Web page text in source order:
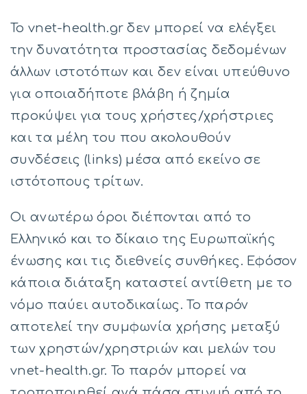
Το vnet-health.gr δεν μπορεί να ελέγξει
την δυνατότητα προστασίας δεδομένων
άλλων ιστοτόπων και δεν είναι υπεύθυνο
για οποιαδήποτε βλάβη ή ζημία
προκύψει για τους χρήστες/χρήστριες
και τα μέλη του που ακολουθούν
συνδέσεις (links) μέσα από εκείνο σε
ιστότοπους τρίτων.
Οι ανωτέρω όροι διέπονται από το
Ελληνικό και το δίκαιο της Ευρωπαϊκής
ένωσης και τις διεθνείς συνθήκες. Εφόσον
κάποια διάταξη καταστεί αντίθετη με το
νόμο παύει αυτοδικαίως. Το παρόν
αποτελεί την συμφωνία χρήσης μεταξύ
των χρηστών/χρηστριών και μελών του
vnet-health.gr. Το παρόν μπορεί να